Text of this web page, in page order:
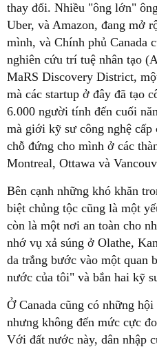
thay đổi. Nhiều "ông lớn"
Uber, và Amazon, đang mở
mình, và Chính phủ Canada
nghiên cứu trí tuệ nhân tạo
MaRS Discovery District,
mà các startup ở đây đã tạo
6.000 người tính đến cuối
mà giới kỹ sư công nghệ
chỗ đứng cho mình ở các
Montreal, Ottawa và
Bên cạnh những khó khăn
biệt chủng tộc cũng là một
còn là một nơi an toàn cho
nhớ vụ xả súng ở Olathe,
da trắng bước vào một quan
nước của tôi" và bắn hai kỹ
Ở Canada cũng có những
nhưng không đến mức cực
Với đất nước này, dân nhập